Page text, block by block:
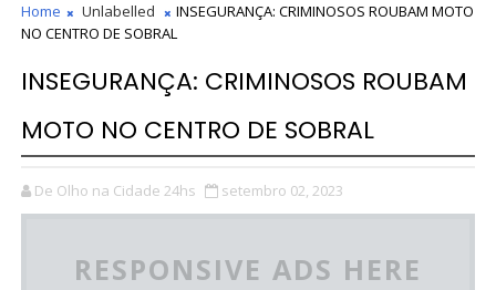
Home Unlabelled
INSEGURANÇA: CRIMINOSOS ROUBAM MOTO
NO CENTRO DE SOBRAL
INSEGURANÇA: CRIMINOSOS ROUBAM
MOTO NO CENTRO DE SOBRAL
De Olho na Cidade 24hs setembro 02, 2023
RESPONSIVE ADS HERE